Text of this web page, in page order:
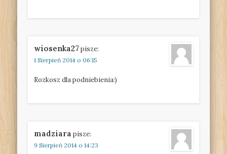
wiosenka27pisze:
1 Sierpień 2014 o 06:15
Rozkosz dla podniebienia:)
madziara pisze:
9 Sierpień 2014 o 14:23